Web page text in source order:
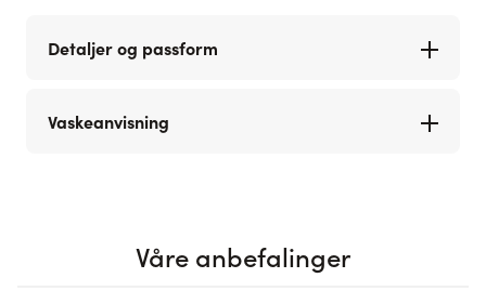
Detaljer og passform
Vaskeanvisning
Våre anbefalinger